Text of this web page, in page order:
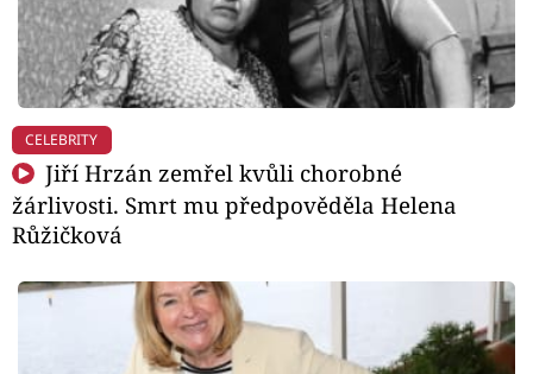
CELEBRITY
Jiří Hrzán zemřel kvůli chorobné
žárlivosti. Smrt mu předpověděla Helena
Růžičková